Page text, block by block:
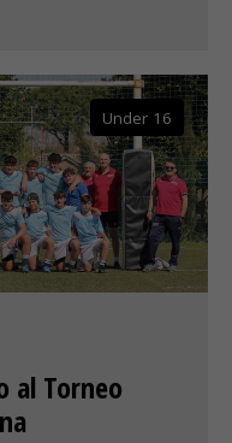
Under 16
al Torneo